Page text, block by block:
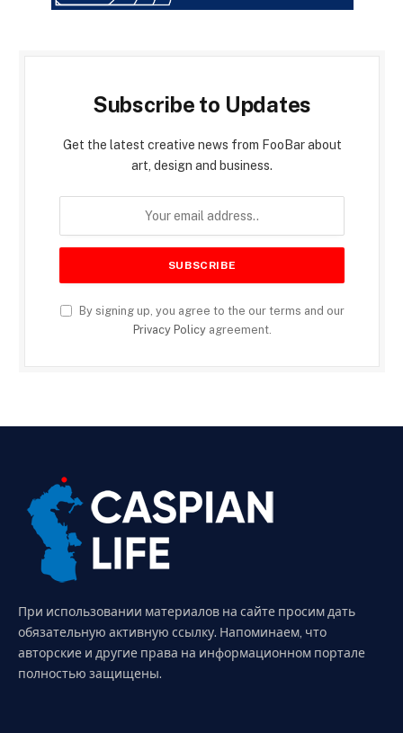
Subscribe to Updates
Get the latest creative news from FooBar about
art, design and business.
By signing up, you agree to the our terms and our
Privacy Policyagreement.
При использовании материалов на сайте просим дать
обязательную активную ссылку. Напоминаем, что
авторские и другие права на информационном портале
полностью защищены.